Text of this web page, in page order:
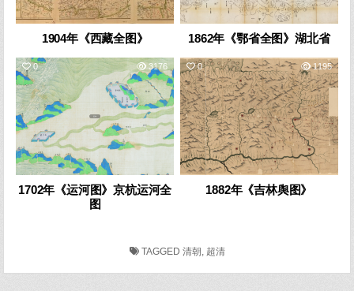
1904年《西藏全图》 1862年《鄂省全图》湖北省
0 3176
1702年《运河图》京杭运河全
图
0 1195
1882年《吉林舆图》
TAGGED 清朝 , 超清